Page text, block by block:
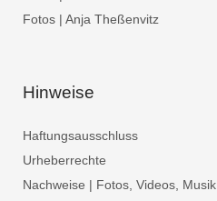
Fotos | Anja Theßenvitz
Hinweise
Haftungsausschluss
Urheberrechte
Nachweise | Fotos, Videos, Musik